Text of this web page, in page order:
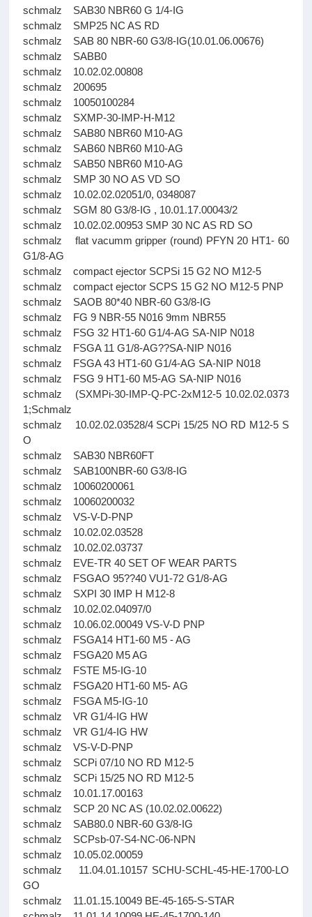
schmalz SAB30 NBR60 G 1/4-IG
schmalz SMP25 NC AS RD
schmalz SAB 80 NBR-60 G3/8-IG(10.01.06.00676)
schmalz SABB0
schmalz 10.02.02.00808
schmalz 200695
schmalz 10050100284
schmalz SXMP-30-IMP-H-M12
schmalz SAB80 NBR60 M10-AG
schmalz SAB60 NBR60 M10-AG
schmalz SAB50 NBR60 M10-AG
schmalz SMP 30 NO AS VD SO
schmalz 10.02.02.02051/0, 0348087
schmalz SGM 80 G3/8-IG , 10.01.17.00043/2
schmalz 10.02.02.00953 SMP 30 NC AS RD SO
schmalz flat vacumm gripper (round) PFYN 20 HT1- 60
G1/8-AG
schmalz compact ejector SCPSi 15 G2 NO M12-5
schmalz compact ejector SCPS 15 G2 NO M12-5 PNP
schmalz SAOB 80*40 NBR-60 G3/8-IG
schmalz FG 9 NBR-55 N016 9mm NBR55
schmalz FSG 32 HT1-60 G1/4-AG SA-NIP N018
schmalz FSGA 11 G1/8-AG??SA-NIP N016
schmalz FSGA 43 HT1-60 G1/4-AG SA-NIP N018
schmalz FSG 9 HT1-60 M5-AG SA-NIP N016
schmalz (SXMPi-30-IMP-Q-PC-2xM12-5 10.02.02.0373
1;Schmalz
schmalz 10.02.02.03528/4 SCPi 15/25 NO RD M12-5 S
O
schmalz SAB30 NBR60FT
schmalz SAB100NBR-60 G3/8-IG
schmalz 10060200061
schmalz 10060200032
schmalz VS-V-D-PNP
schmalz 10.02.02.03528
schmalz 10.02.02.03737
schmalz EVE-TR 40 SET OF WEAR PARTS
schmalz FSGAO 95??40 VU1-72 G1/8-AG
schmalz SXPI 30 IMP H M12-8
schmalz 10.02.02.04097/0
schmalz 10.06.02.00049 VS-V-D PNP
schmalz FSGA14 HT1-60 M5 - AG
schmalz FSGA20 M5 AG
schmalz FSTE M5-IG-10
schmalz FSGA20 HT1-60 M5- AG
schmalz FSGA M5-IG-10
schmalz VR G1/4-IG HW
schmalz VR G1/4-IG HW
schmalz VS-V-D-PNP
schmalz SCPi 07/10 NO RD M12-5
schmalz SCPi 15/25 NO RD M12-5
schmalz 10.01.17.00163
schmalz SCP 20 NC AS (10.02.02.00622)
schmalz SAB80.0 NBR-60 G3/8-IG
schmalz SCPsb-07-S4-NC-06-NPN
schmalz 10.05.02.00059
schmalz 11.04.01.10157 SCHU-SCHL-45-HE-1700-LO
GO
schmalz 11.01.15.10049 BE-45-165-S-STAR